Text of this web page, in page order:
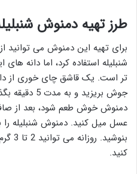
طرز تهیه دمنوش
برای تهیه این دمنوش می توانید
شنبلیله استفاده کرد، اما دانه
جوش بریزید و
دمنوش خوش طعم شود، بعد از
عسل میل کنید. دمنوش شنبلیله را
کنید.